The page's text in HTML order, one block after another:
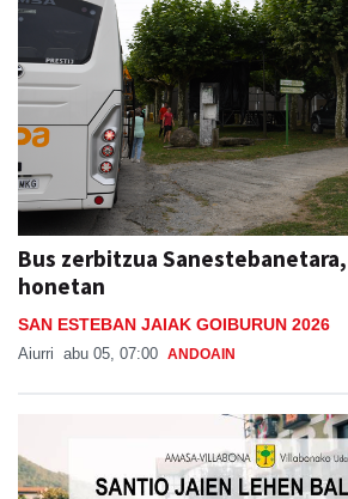
Bus zerbitzua
honetan
SAN ESTEBAN JAIAK GOIBURUN 2026
Aiurri abu 05, 07:00 ANDOAIN